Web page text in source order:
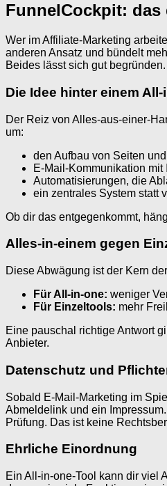
FunnelCockpit:
Wer im Affiliate-Marketing
anderen Ansatz und bündelt
Beides lässt sich gut begründen.
Die Idee hinter einem All-
Der Reiz von Alles-aus-einer-
um:
den Aufbau von Seiten
E-Mail-Kommunikation mit
Automatisierungen, die
ein zentrales System statt
Ob dir das entgegenkommt,
Alles-in-einem gegen
Diese Abwägung ist der Kern
Für All-in-one: weniger
Für Einzeltools: mehr
Eine pauschal richtige Antwort
Anbieter.
Datenschutz und
Sobald E-Mail-Marketing im
Abmeldelink und ein
Prüfung. Das ist keine
Ehrliche Einordnung
Ein All-in-one-Tool kann dir viel